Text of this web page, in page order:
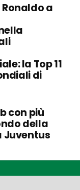
a
la Top 11
di
con più
della
Juventus